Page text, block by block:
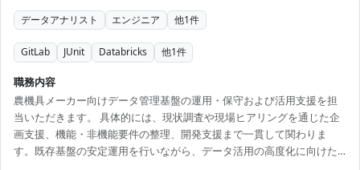
データアナリスト エンジニア 他1件
GitLab JUnit Databricks 他1件
職務内容
農機具メーカー向けデータ管理基盤の運用・保守および活用支援を担
当いただきます。 具体的には、現状調査や現場ヒアリングを通じた企
画支援、機能・非機能要件の整理、開発支援まで一貫して関わりま
す。既存基盤の安定運用を行いながら、データ活用の高度化に向けた